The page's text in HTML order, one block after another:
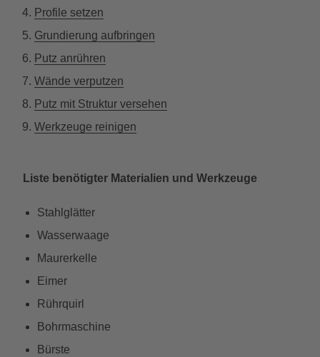
Profile setzen
Grundierung aufbringen
Putz anrühren
Wände verputzen
Putz mit Struktur versehen
Werkzeuge reinigen
Liste benötigter Materialien und Werkzeuge
Stahlglätter
Wasserwaage
Maurerkelle
Eimer
Rührquirl
Bohrmaschine
Bürste